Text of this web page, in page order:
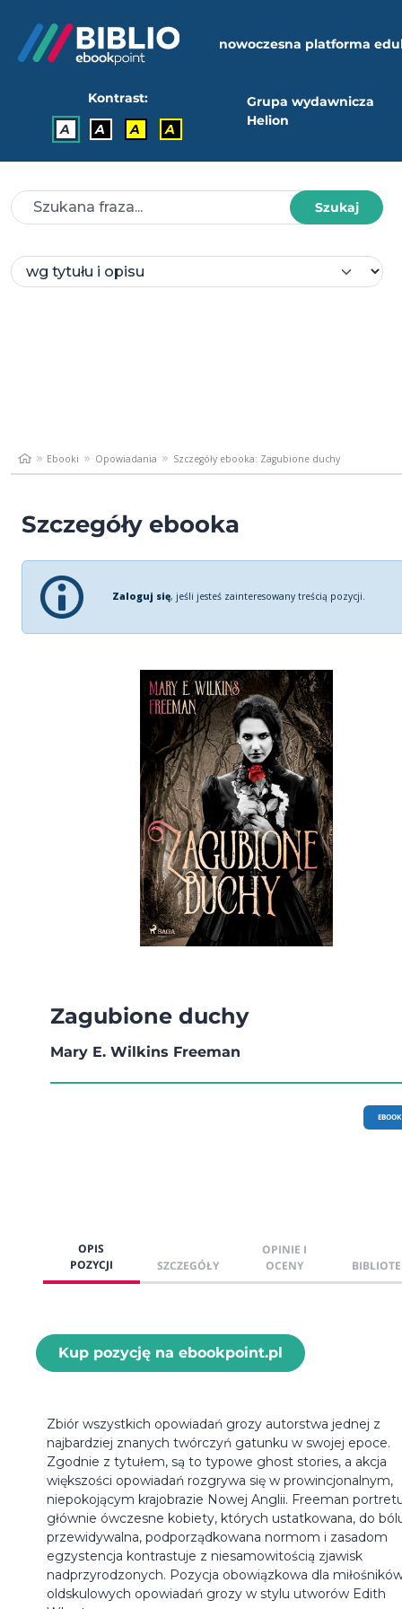
nowoczesna platforma
Kontrast:
A
A A A
Grupa wydawnicza
Helion
Szukaj
Ebooki Opowiadania Szczegóły ebooka: Zagubione duchy
Szczegóły ebooka
Zaloguj się, jeśli jesteś zainteresowany treścią pozycji.
Zagubione duchy
Mary E. Wilkins Freeman
EBOOK
OPIS
POZYCJI
SZCZEGÓŁY
OPINIE I
OCENY
Kup pozycję na ebookpoint.pl
Zbiór wszystkich opowiadań grozy autorstwa jednej z
najbardziej znanych twórczyń gatunku w swojej epoce.
Zgodnie z tytułem, są to typowe ghost stories, a akcja
większości opowiadań rozgrywa się w prowincjonalnym,
niepokojącym krajobrazie Nowej Anglii. Freeman
głównie ówczesne kobiety, których ustatkowana, do
przewidywalna, podporządkowana normom i zasadom
egzystencja kontrastuje z niesamowitością zjawisk
nadprzyrodzonych. Pozycja obowiązkowa dla
oldskulowych opowiadań grozy w stylu utworów Edith